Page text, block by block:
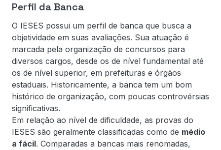
Perfil da Banca
O IESES possui um perfil de banca que busca a
objetividade em suas avaliações. Sua atuação é
marcada pela organização de concursos para
diversos cargos, desde os de nível fundamental até
os de nível superior, em prefeituras e órgãos
estaduais. Historicamente, a banca tem um bom
histórico de organização, com poucas controvérsias
significativas.
Em relação ao nível de dificuldade, as provas do
IESES são geralmente classificadas como de médio
a fácil. Comparadas a bancas mais renomadas,